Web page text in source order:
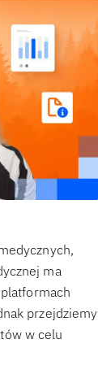
ma
przejdziemy
w celu